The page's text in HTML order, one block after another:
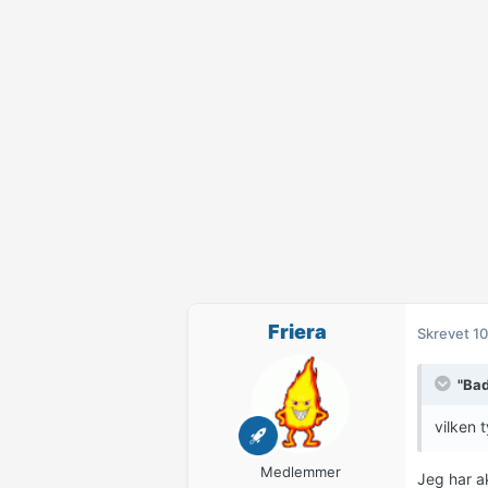
Friera
Medlemmer
Skrevet
vilken
Jeg har